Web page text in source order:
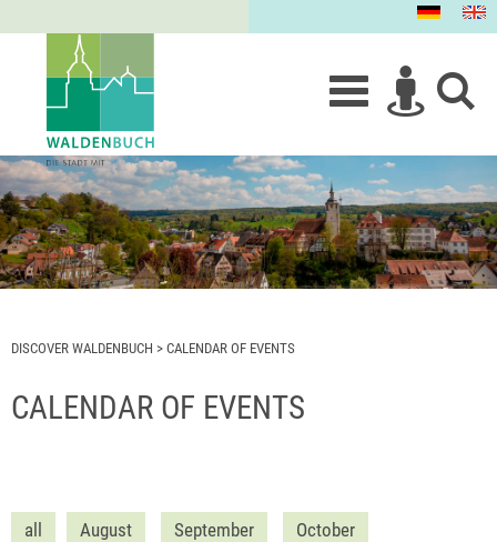
DISCOVER WALDENBUCH > CALENDAR OF EVENTS
CALENDAR OF EVENTS
all August September October